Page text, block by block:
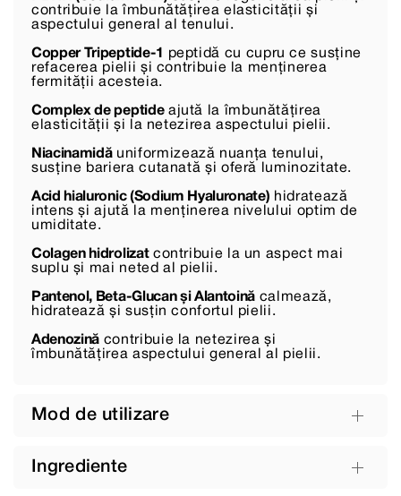
contribuie la îmbunătățirea elasticității și
aspectului general al tenului.
Copper Tripeptide-1
peptidă cu cupru ce susține
refacerea pielii și contribuie la menținerea
fermității acesteia.
Complex de peptideajută la îmbunătățirea
elasticității și la netezirea aspectului pielii.
Niacinamidăuniformizează nuanța tenului,
susține bariera cutanată și oferă luminozitate.
Acid hialuronic (Sodium Hyaluronate) hidratează
intens și ajută la menținerea nivelului optim de
umiditate.
Colagen hidrolizatcontribuie la un aspect mai
suplu și mai neted al pielii.
Pantenol, Beta-Glucan și Alantoină calmează,
hidratează și susțin confortul pielii.
Adenozină contribuie la netezirea și
îmbunătățirea aspectului general al pielii.
Mod de utilizare
Ingrediente